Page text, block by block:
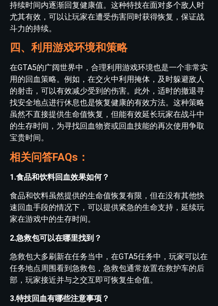
持续时间内逐渐回复健康值。这种特技在面对多个敌人时
尤其有效，可以让玩家在遭受伤害同时获得恢复，保证战
斗力的持续。
四、利用游戏环境和策略
在GTA5的广阔世界中，合理利用游戏环境也是一个非常实
用的回血策略。例如，在交火中利用掩体，及时躲避敌人
的射击，可以有效减少受到的伤害。此外，适时的撤退寻
找安全地点进行休息也是恢复健康的有效方法。这种策略
虽然不直接提供生命值恢复，但能有效延长玩家在战斗中
的生存时间，为寻找回血物资或回血技能的再次使用争取
宝贵时间。
相关问答FAQs：
1.食品和饮料回血效果如何？
食品和饮料虽然提供的生命值恢复有限，但在没有其他快
速回血手段的情况下，可以提供紧急的生命支持，延续玩
家在游戏中的生存时间。
2.急救包可以在哪里找到？
急救包大多刷新在任务当中，在GTA5任务中，玩家可以在
任务地点周围看到急救包，急救包通常放置在救护车的后
部，玩家接近并与之交互即可恢复生命值。
3.特技回血有哪些注意事项？